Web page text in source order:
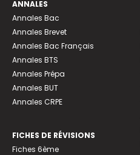
ANNALES
Annales Bac
Annales Brevet
Annales Bac Français
Annales BTS
Annales Prépa
Annales BUT
Annales CRPE
FICHES DE RÉVISIONS
Fiches 6ème